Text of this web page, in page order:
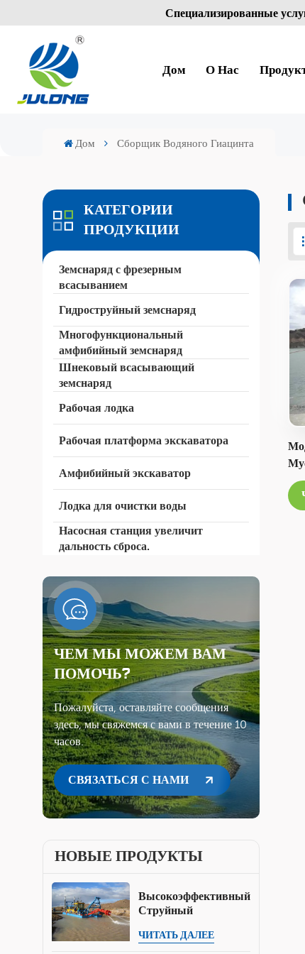
Специализированные
Дом О Нас
Дом Сборщик Водяного Гиацинта
КАТЕГОРИИ
ПРОДУКЦИИ
Земснаряд с фрезерным
всасыванием
Гидроструйный земснаряд
Многофункциональный
амфибийный земснаряд
Шнековый всасывающий
земснаряд
Рабочая лодка
Рабочая платформа экскаватора
Амфибийный экскаватор
Лодка для очистки воды
Насосная станция увеличит
дальность сброса.
ЧЕМ МЫ МОЖЕМ ВАМ
ПОМОЧЬ?
Пожалуйста, оставляйте сообщения
здесь, мы свяжемся с вами в течение 10
часов.
СВЯЗАТЬСЯ С НАМИ
НОВЫЕ ПРОДУКТЫ
Высокоэффективный
Струйный
8000 М³/ч) Для
ЧИТАТЬ ДАЛЕЕ